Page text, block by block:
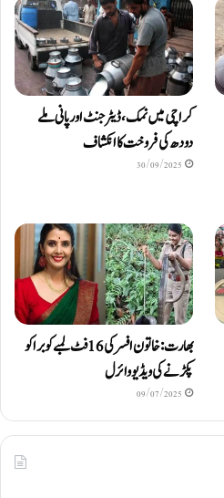
کراچی میں نمک، ڈیٹرجنٹ اور پانی ملے
دودھ کی فروخت کا انکشاف
30/09/2025
بھارت: خاتون افسر کی 16 فٹ لمبے کوبرا کو
پکڑنے کی ویڈیو وائرل
09/07/2025